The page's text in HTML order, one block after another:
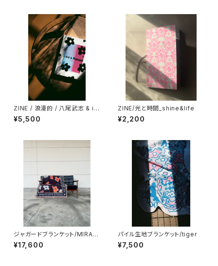
ZINE / 浪漫的 / 八尾武志 & in
a takayuki
¥5,500
ZINE/光と時間_shine&life
¥2,200
ジャガードブランケット/MIRAG
E THE WORL(ネイビー)
¥17,600
パイル生地ブランケット/tiger
¥7,500